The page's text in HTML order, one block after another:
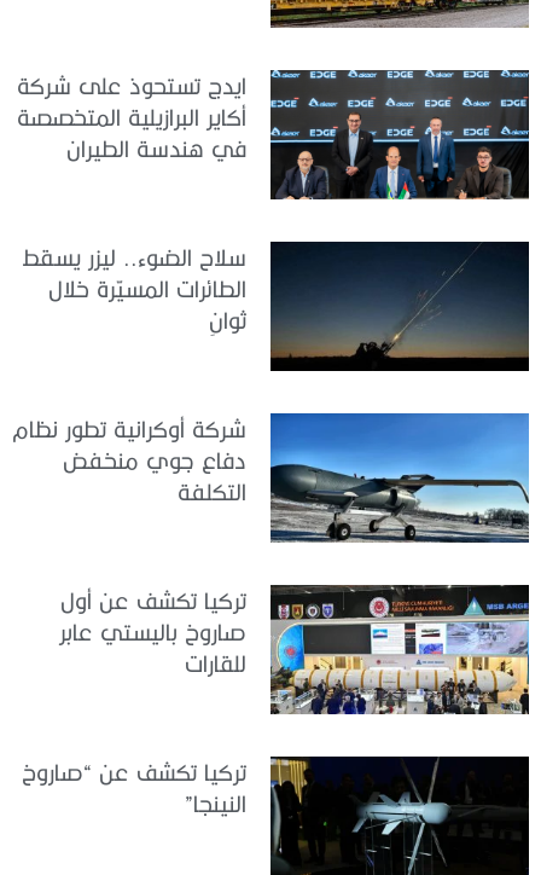
ايدج تستحوذ على شركة
أكاير البرازيلية المتخصصة
في هندسة الطيران
سلاح الضوء.. ليزر يسقط
الطائرات المسيّرة خلال
ثوانٍ
شركة أوكرانية تطور نظام
دفاع جوي منخفض
التكلفة
تركيا تكشف عن أول
صاروخ باليستي عابر
للقارات
تركيا تكشف عن “صاروخ
النينجا”